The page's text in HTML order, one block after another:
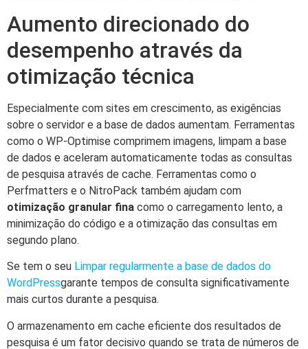
Aumento direcionado do
desempenho através da
otimização técnica
Especialmente com sites em crescimento, as exigências
sobre o servidor e a base de dados aumentam. Ferramentas
como o WP-Optimise comprimem imagens, limpam a base
de dados e aceleram automaticamente todas as consultas
de pesquisa através de cache. Ferramentas como o
Perfmatters e o NitroPack também ajudam com
otimização granular fina como o carregamento lento, a
minimização do código e a otimização das consultas em
segundo plano.
Se tem o seu Limpar regularmente a base de dados do
WordPressgarante tempos de consulta significativamente
mais curtos durante a pesquisa.
O armazenamento em cache eficiente dos resultados de
pesquisa é um fator decisivo quando se trata de números de